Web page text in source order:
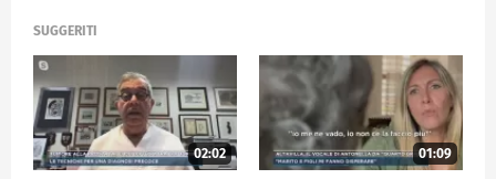
SUGGERITI
02:02 01:09